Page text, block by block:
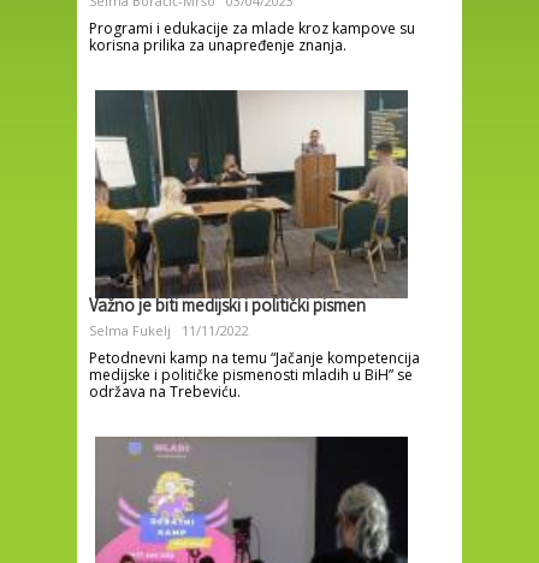
Programi i edukacije za mlade kroz kampove su
korisna prilika za unapređenje znanja.
Važno je biti medijski i politički pismen
Selma Fukelj 11/11/2022
Petodnevni kamp na temu “Jačanje kompetencija
medijske i političke pismenosti mladih u BiH” se
održava na Trebeviću.